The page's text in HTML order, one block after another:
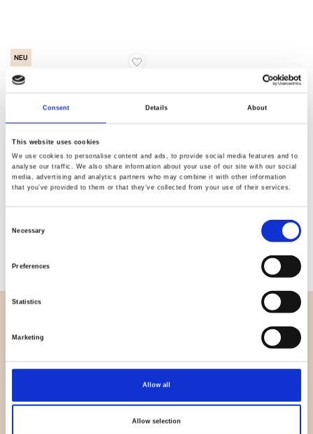
Consent Details About
This website uses cookies
We use cookies to personalise content and ads, to provide social media features and to
analyse our traffic. We also share information about your use of our site with our social
media, advertising and analytics partners who may combine it with other information
that you’ve provided to them or that they’ve collected from your use of their services.
Necessary
Preferences
Statistics
Marketing
Allow all
Allow selection
NEU
Kontakt
Auslauf